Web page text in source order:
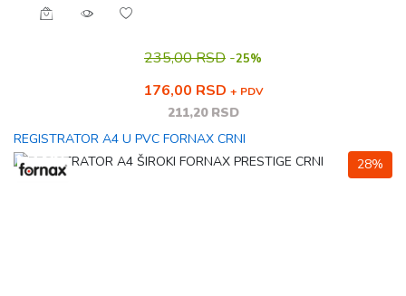
235,00 RSD -25%
176,00 RSD + PDV
211,20 RSD
REGISTRATOR A4 U PVC FORNAX CRNI
28%